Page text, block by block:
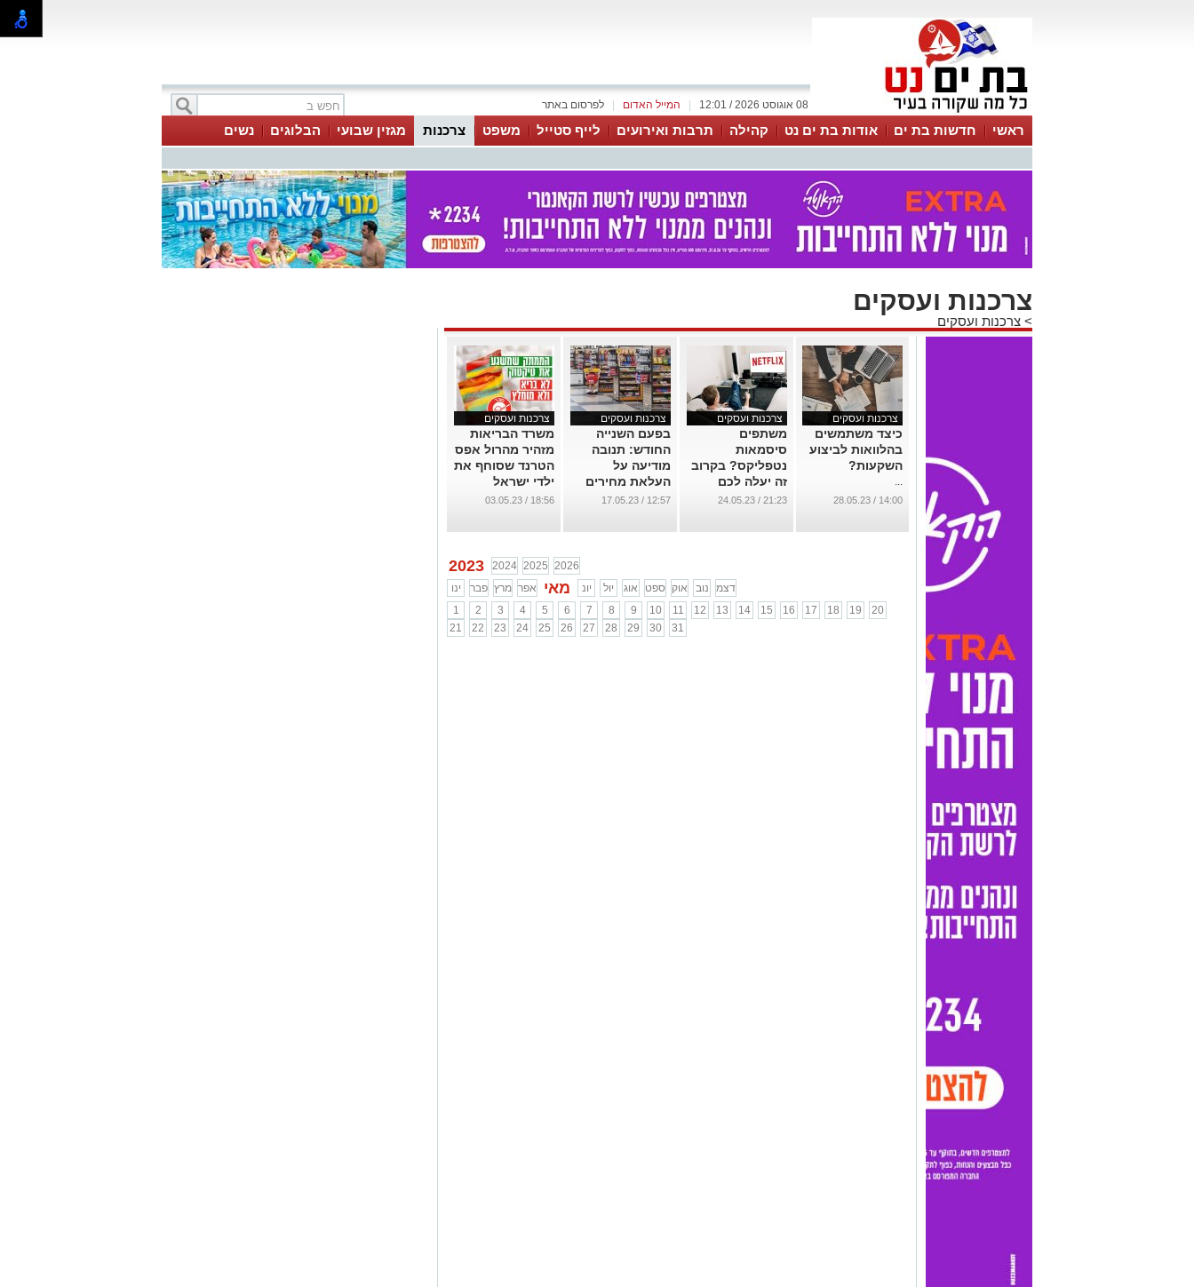
לפרסום באתר המייל האדום 08 אוגוסט 2026 / 12:01
ראשי חדשות בת ים אודות בת ים נט קהילה תרבות ואירועים לייף סטייל משפט צרכנות מגזין שבועי הבלוגים נשים
צרכנות ועסקים
> צרכנות ועסקים
צרכנות ועסקים
כיצד משתמשים
בהלוואות לביצוע
השקעות?
...
14:00 / 28.05.23
צרכנות ועסקים
משתפים
סיסמאות
נטפליקס? בקרוב
זה יעלה לכם
בתשלום
21:23 / 24.05.23
צרכנות ועסקים
בפעם השנייה
החודש: תנובה
מודיעה על
העלאת מחירים
...
12:57 / 17.05.23
צרכנות ועסקים
משרד הבריאות
מזהיר מהרול אפס
הטרנד שסוחף את
ילדי ישראל
...
18:56 / 03.05.23
2023 2024 2025 2026
ינו
פבר מרץ אפר מאי יונ יול אוג ספט אוק נוב
דצמ
1
2 3 4 5 6 7 8 9 10 11 12 13 14 15 16 17 18 19
20
21
22 23 24 25 26 27 28 29 30 31